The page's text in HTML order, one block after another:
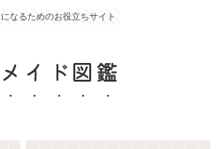
なるためのお役立ちサイト
イド図鑑